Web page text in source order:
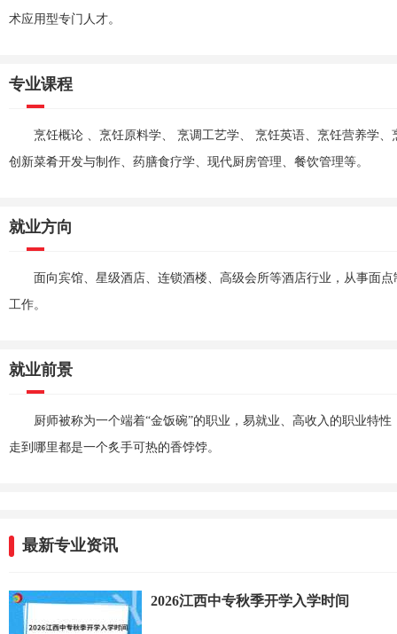
术应用型专门人才。
专业课程
烹饪概论 、烹饪原料学、 烹调工艺学、 烹饪英语、烹饪营养学
创新菜肴开发与制作、药膳食疗学、现代厨房管理、餐饮管理等。
就业方向
面向宾馆、星级酒店、连锁酒楼、高级会所等酒店行业，从事面
工作。
就业前景
厨师被称为一个端着“金饭碗”的职业，易就业、高收入的职业特
走到哪里都是一个炙手可热的香饽饽。
最新专业资讯
2026江西中专秋季开学入学时间